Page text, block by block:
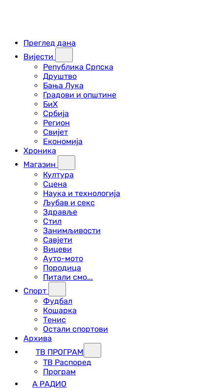
Преглед дана
Вијести
Република Српска
Друштво
Бања Лука
Градови и општине
БиХ
Србија
Регион
Свијет
Економија
Хроника
Магазин
Култура
Сцена
Наука и технологија
Љубав и секс
Здравље
Стил
Занимљивости
Савјети
Вицеви
Ауто-мото
Породица
Питали смо...
Спорт
Фудбал
Кошарка
Тенис
Остали спортови
Архива
ТВ ПРОГРАМ
ТВ Распоред
Програм
А РАДИО